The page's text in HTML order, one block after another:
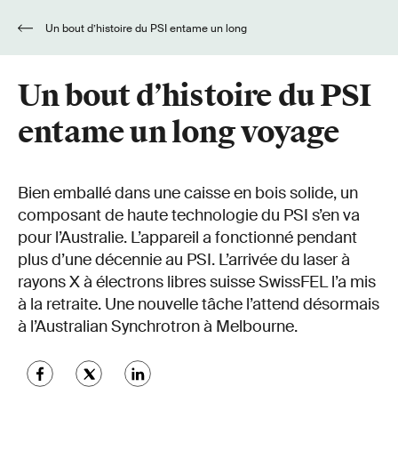
Un bout d’histoire du PSI
entame un long voyage
Bien emballé dans une caisse en bois solide, un
composant de haute technologie du PSI s’en va
pour l’Australie. L’appareil a fonctionné pendant
plus d’une décennie au PSI. L’arrivée du laser à
rayons X à électrons libres suisse SwissFEL l’a mis
à la retraite. Une nouvelle tâche l’attend désormais
à l’Australian Synchrotron à Melbourne.